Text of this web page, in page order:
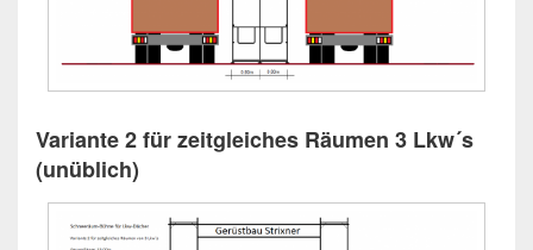
Variante 2 für zeitgleiches Räumen 3 Lkw´s
(unüblich)